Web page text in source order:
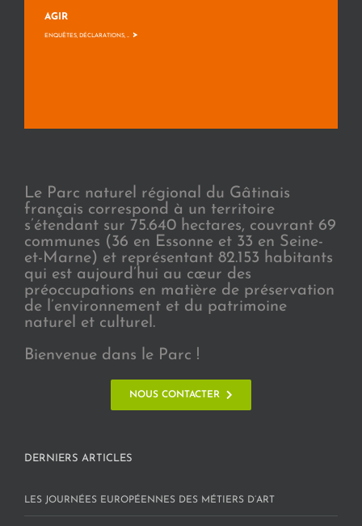
AGIR
ENQUÊTES, DÉCLARATIONS, ... >
Le Parc naturel régional du Gâtinais
français correspond à un territoire
s’étendant sur 75.640 hectares, couvrant 69
communes (36 en Essonne et 33 en Seine-
et-Marne) et représentant 82.153 habitants
qui est aujourd’hui au cœur des
préoccupations en matière de préservation
de l’environnement et du patrimoine
naturel et culturel.
Bienvenue dans le Parc !
NOUS CONTACTER
DERNIERS ARTICLES
LES JOURNÉES EUROPÉENNES DES MÉTIERS D’ART